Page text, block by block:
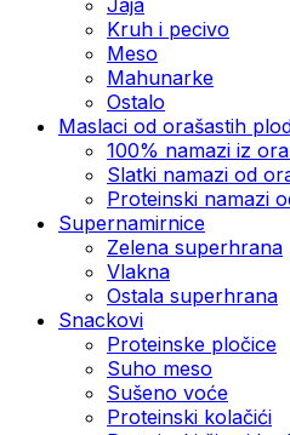
Kruh i pecivo
Meso
Mahunarke
Ostalo
Maslaci od orašastih
100% namazi iz
Slatki namazi od
Proteinski namazi
Supernamirnice
Zelena superhrana
Vlakna
Ostala superhrana
Snackovi
Proteinske pločice
Suho meso
Sušeno voće
Proteinski kolačići